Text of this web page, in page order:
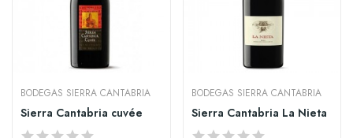
BODEGAS SIERRA CANTABRIA
Sierra Cantabria cuvée
BODEGAS SIERRA CANTABRIA
Sierra Cantabria La Nieta